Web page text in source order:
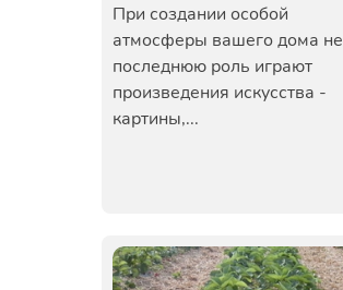
При создании особой
атмосферы вашего дома не
последнюю роль играют
произведения искусства -
картины,...